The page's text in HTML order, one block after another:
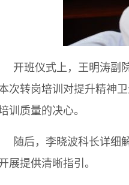
开班仪式上，王明涛副
次转岗培训对提升精神
训质量的决心。
随后，李晓波科长详细
展提供清晰指引。